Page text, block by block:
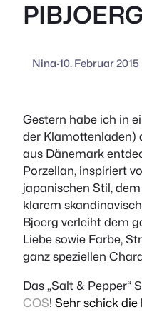
Nina·10. Februar 2015
Gestern habe ich in
der Klamottenladen)
aus Dänemark
Porzellan, inspiriert
japanischen Stil,
klarem
Bjoerg verleiht dem
Liebe sowie Farbe,
ganz speziellen
Das „Salt & Pepper“
COS! Sehr schick die